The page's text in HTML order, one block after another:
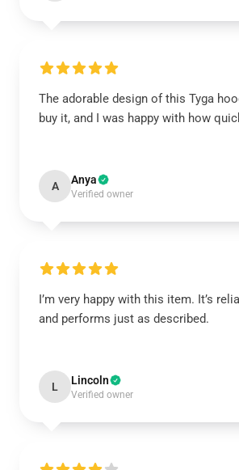
The adorable design of this Tyga
buy it, and I was happy with how
A Anya
Verified owner
I’m very happy with this item. It’s
and performs just as described.
L Lincoln
Verified owner